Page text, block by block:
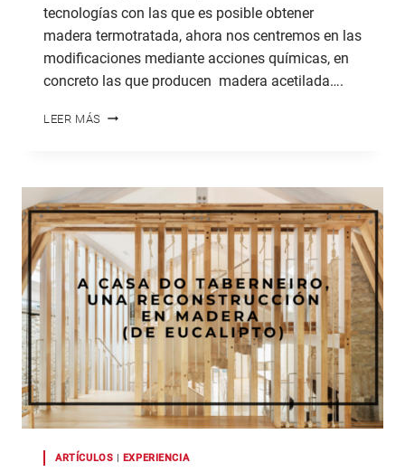
tecnologías con las que es posible obtener
madera termotratada, ahora nos centremos en las
modificaciones mediante acciones químicas, en
concreto las que producen madera acetilada….
LEER MÁS MADERA
ACETILADA
ARTÍCULOS | EXPERIENCIA